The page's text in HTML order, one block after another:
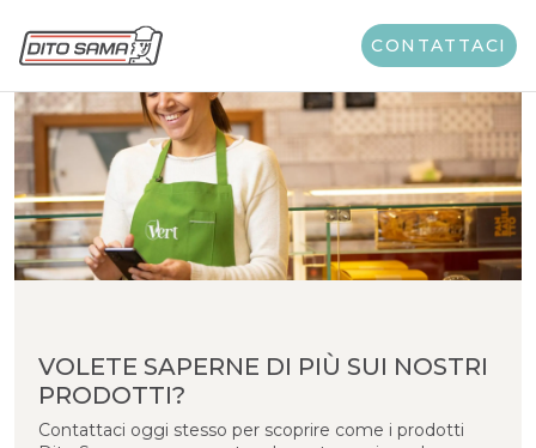
CONTATTACI
VOLETE SAPERNE DI PIÙ SUI NOSTRI
PRODOTTI?
Contattaci oggi stesso per scoprire come i prodotti